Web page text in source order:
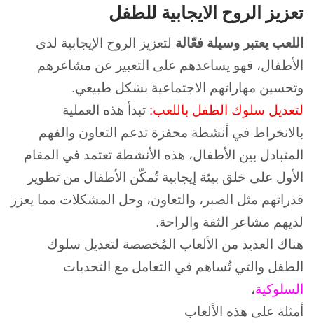
تعزيز الروح الايجابية للطفل
اللعب يعتبر وسيلة فعّالة لتعزيز الروح الإيجابية لدى
الأطفال، فهو يساعدهم على التعبير عن مشاعرهم
وتحسين مهاراتهم الاجتماعية بشكل طبيعي.
لتعديل سلوك الطفل باللعب: تبدأ هذه العملية
بالانخراط في أنشطة محفزة تدعم التعاون والفهم
المتبادل بين الأطفال، هذه الأنشطة تعتمد في المقام
الأول على خلق بيئة إيجابية تُمكّن الأطفال من تطوير
قدراتهم مثل الصبر، والتعاون، وحل المشكلات مما يعزز
لديهم مشاعر الثقة والراحة.
هناك العديد من الألعاب المُخصصة لتعديل سلوك
الطفل والتي تُساهم في التعامل مع التحديات
السلوكية،
أمثلة على هذه الألعاب